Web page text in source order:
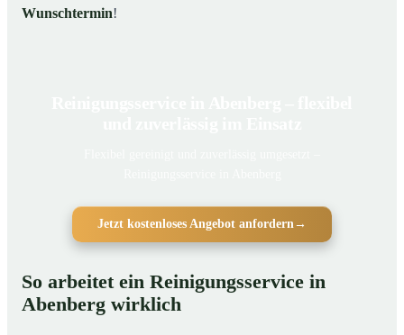
Wunschtermin!
Jetzt kostenloses Angebot anfordern→
So arbeitet ein Reinigungsservice in
Abenberg wirklich